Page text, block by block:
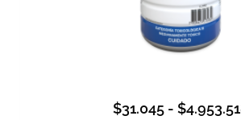
$31.045 - $